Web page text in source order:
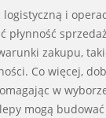
i
płynność
zakupu,
Co więcej,
w
mogą